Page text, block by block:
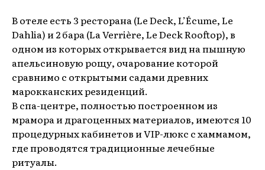
В отеле есть 3 ресторана (Le Deck, L’Écume, Le
Dahlia) и 2 барa (La Verrière, Le Deck Rooftop), в
одном из которых открывается вид на пышную
апельсиновую рощу, очарование которой
сравнимо с открытыми садами древних
марокканских резиденций.
В спа-центре, полностью построенном из
мрамора и драгоценных материалов, имеются 10
процедурных кабинетов и VIP-люкс с хаммамом,
где проводятся традиционные лечебные
ритуалы.